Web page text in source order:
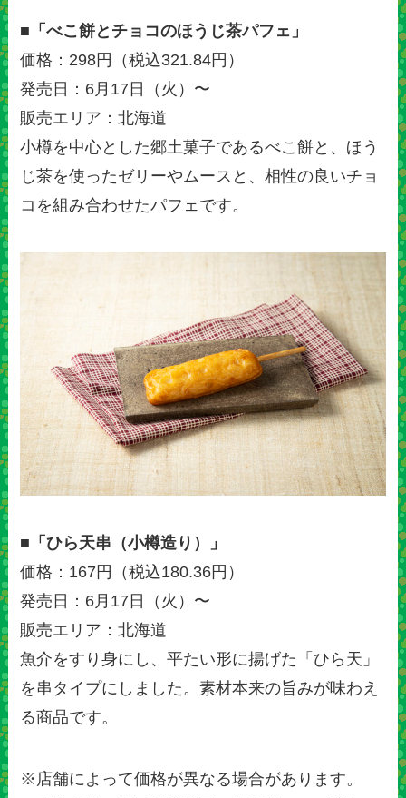
■「べこ餅とチョコのほうじ茶パフェ」
価格：298円（税込321.84円）
発売日：6月17日（火）〜
販売エリア：北海道
小樽を中心とした郷土菓子であるべこ餅と、ほう
じ茶を使ったゼリーやムースと、相性の良いチョ
コを組み合わせたパフェです。
■「ひら天串（小樽造り）」
価格：167円（税込180.36円）
発売日：6月17日（火）〜
販売エリア：北海道
魚介をすり身にし、平たい形に揚げた「ひら天」
を串タイプにしました。素材本来の旨みが味わえ
る商品です。
※店舗によって価格が異なる場合があります。